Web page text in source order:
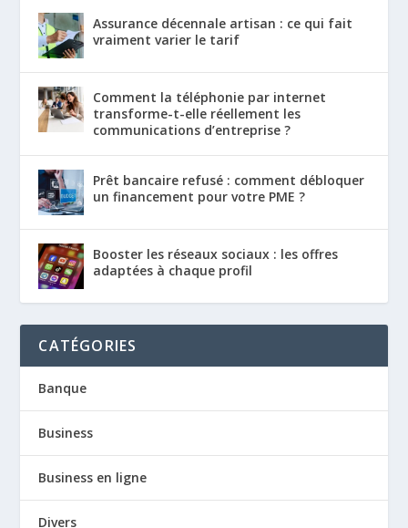
Assurance décennale artisan : ce qui fait
vraiment varier le tarif
Comment la téléphonie par internet
transforme-t-elle réellement les
communications d’entreprise ?
Prêt bancaire refusé : comment débloquer
un financement pour votre PME ?
Booster les réseaux sociaux : les offres
adaptées à chaque profil
CATÉGORIES
Banque
Business
Business en ligne
Divers